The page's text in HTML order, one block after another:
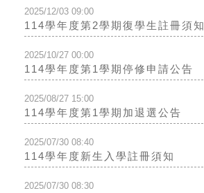
2025/12/03 09:00
114學年度第2學期復學生註冊須知
2025/10/27 00:00
114學年度第1學期停修申請公告
2025/08/27 15:00
114學年度第1學期加退選公告
2025/07/30 08:40
114學年度新生入學註冊須知
2025/07/30 08:30